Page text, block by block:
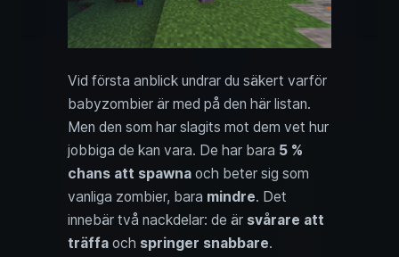
Vid första anblick undrar du säkert varför
babyzombier är med på den här listan.
Men den som har slagits mot dem vet hur
jobbiga de kan vara. De har bara 5 %
chans att spawna och beter sig som
vanliga zombier, bara mindre. Det
innebär två nackdelar: de är svårare att
träffa och springer snabbare.